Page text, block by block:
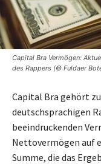
Capital Bra Vermögen:
des Rappers (© Fuldaer
Capital Bra gehört
deutschsprachigen
beeindruckenden
Nettovermögen auf
Summe, die das